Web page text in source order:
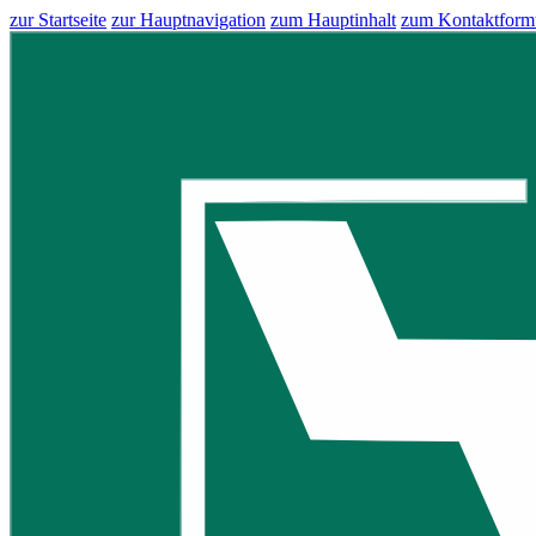
zur Startseite zur Hauptnavigation zum Hauptinhalt zum